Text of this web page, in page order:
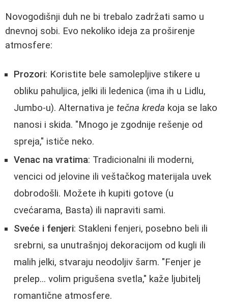
Novogodišnji duh ne bi trebalo zadržati samo u
dnevnoj sobi. Evo nekoliko ideja za proširenje
atmosfere:
Prozori: Koristite bele samolepljive stikere u
obliku pahuljica, jelki ili ledenica (ima ih u Lidlu,
Jumbo-u). Alternativa je tečna kreda koja se lako
nanosi i skida. "Mnogo je zgodnije rešenje od
spreja," ističe neko.
Venac na vratima: Tradicionalni ili moderni,
vencici od jelovine ili veštačkog materijala uvek
dobrodošli. Možete ih kupiti gotove (u
cvećarama, Basta) ili napraviti sami.
Sveće i fenjeri: Stakleni fenjeri, posebno beli ili
srebrni, sa unutrašnjoj dekoracijom od kugli ili
malih jelki, stvaraju neodoljiv šarm. "Fenjer je
prelep... volim prigušena svetla," kaže ljubitelj
romantične atmosfere.